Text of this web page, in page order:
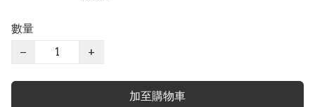
數量
−
+
加至購物車